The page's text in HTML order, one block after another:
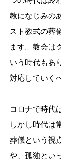
教になじみの
スト教式の葬
ます。教会は
いう時代もあ
対応していく
コロナで時代
しかし時代は
葬儀という視
や、孤独とい